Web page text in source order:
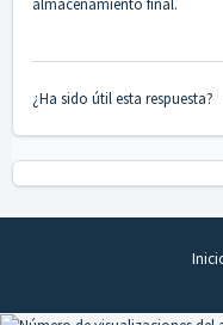
almacenamiento final.
¿Ha sido útil esta respuesta?